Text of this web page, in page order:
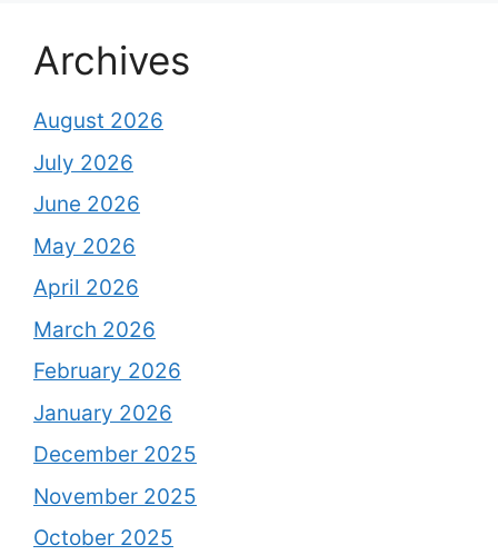
Archives
August 2026
July 2026
June 2026
May 2026
April 2026
March 2026
February 2026
January 2026
December 2025
November 2025
October 2025